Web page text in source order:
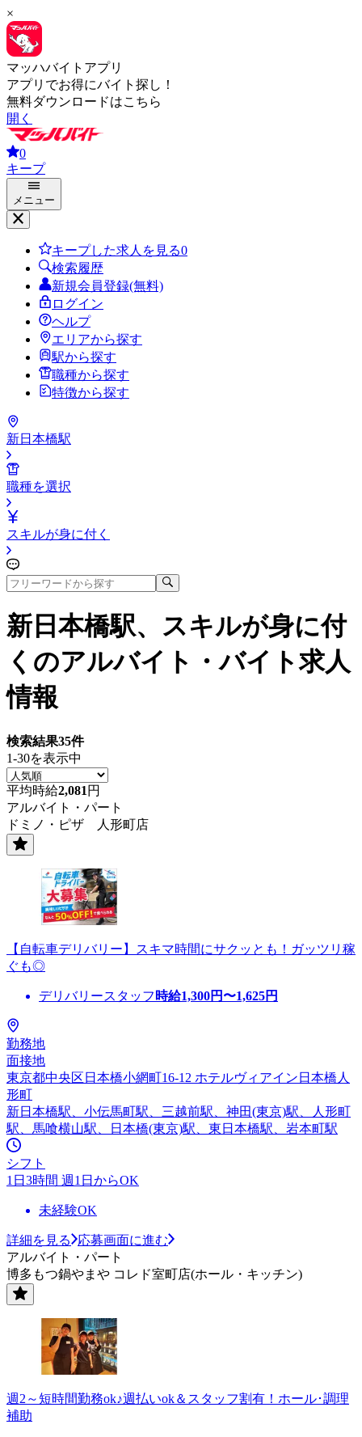
×
マッハバイトアプリ
アプリでお得にバイト探し！
無料ダウンロードはこちら
開く
0
キープ
メニュー
キープした求人を見る0
検索履歴
新規会員登録(無料)
ログイン
ヘルプ
エリアから探す
駅から探す
職種から探す
特徴から探す
新日本橋駅
職種を選択
スキルが身に付く
新日本橋駅、スキルが身に付
く のアルバイト・バイト求人
情報
検索結果35件
1-30を表示中
平均時給2,081 円
アルバイト・パート
ドミノ・ピザ 人形町店
【自転車デリバリー】スキマ時間にサクッとも！ガッツリ稼
ぐも◎
デリバリースタッフ 時給1,300円〜1,625円
勤務地
面接地
東京都中央区日本橋小網町16-12 ホテルヴィアイン日本橋人
形町
新日本橋駅、小伝馬町駅、三越前駅、神田(東京)駅、人形町
駅、馬喰横山駅、日本橋(東京)駅、東日本橋駅、岩本町駅
シフト
1日3時間 週1日からOK
未経験OK
詳細を見る
応募画面に進む
アルバイト・パート
博多もつ鍋やまや コレド室町店(ホール・キッチン)
週2～短時間勤務ok♪週払いok＆スタッフ割有！ホール･調理
補助